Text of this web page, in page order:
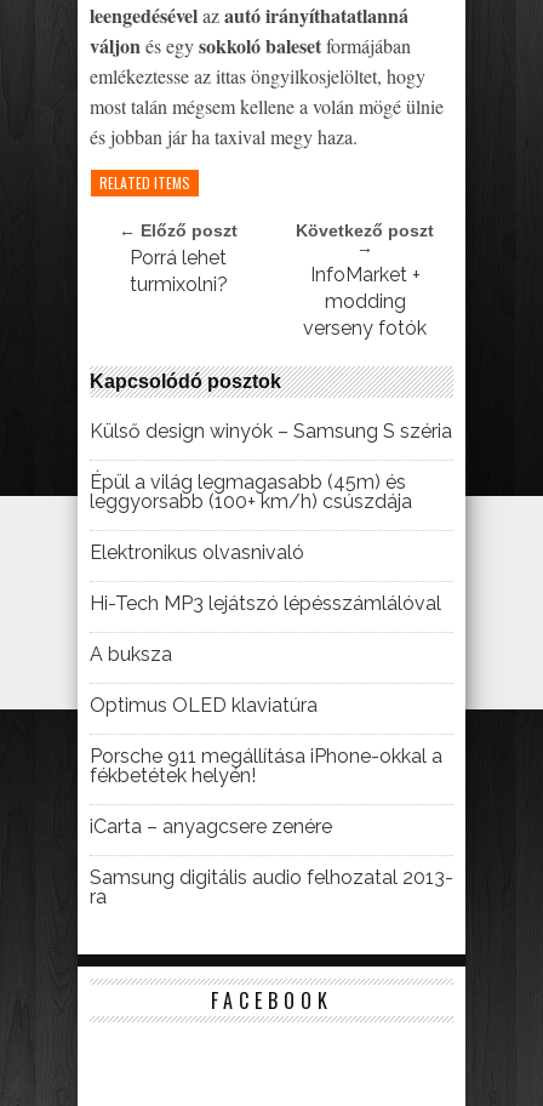
leengedésévelazautó irányíthatatlanná
váljonés egysokkoló balesetformájában
emlékeztesse az ittas öngyilkosjelöltet, hogy
most talán mégsem kellene a volán mögé ülnie
és jobban jár ha taxival megy haza.
RELATED ITEMS
← Előző poszt
Porrá lehet
turmixolni?
Következő poszt
→
InfoMarket +
modding
verseny fotók
Kapcsolódó posztok
Külső design winyók – Samsung S széria
Épül a világ legmagasabb (45m) és
leggyorsabb (100+ km/h) csúszdája
Elektronikus olvasnivaló
Hi-Tech MP3 lejátszó lépésszámlálóval
A buksza
Optimus OLED klaviatúra
Porsche 911 megállítása iPhone-okkal a
fékbetétek helyén!
iCarta – anyagcsere zenére
Samsung digitális audio felhozatal 2013-
ra
FACEBOOK